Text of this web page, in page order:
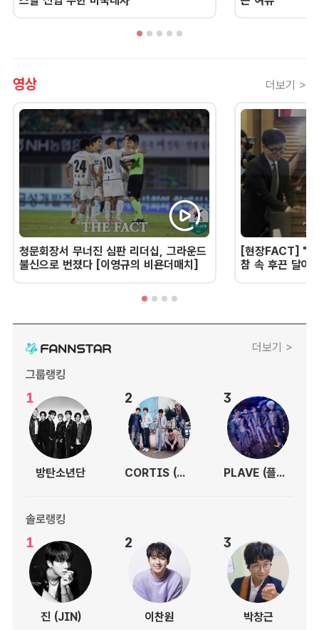
영상 더보기 >
청문회장서 무너진 심판 리더십, 그라운드
불신으로 번졌다 [이영규의 비욘더매치]
[현장FACT] "한
참 속 후끈 달아
더보기 >
그룹랭킹
1
방탄소년단
2
CORTIS (코르티스)
3
PLAVE (플레이브)
솔로랭킹
1
진 (JIN)
2
이찬원
3
박창근